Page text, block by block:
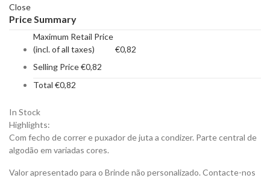
Close
Price Summary
Maximum Retail Price
(incl. of all taxes)
€0,82
Selling Price€0,82
Total €0,82
In Stock
Highlights:
Com fecho de correr e puxador de juta a condizer. Parte central de
algodão em variadas cores.
Valor apresentado para o Brinde não personalizado. Contacte-nos